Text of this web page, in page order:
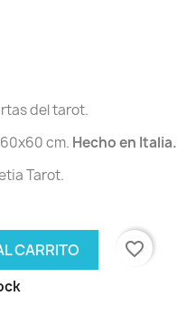
del tarot.
cm. Hecho en Italia.
Tarot.
CARRITO
favorite_border